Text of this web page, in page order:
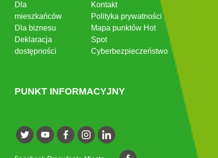
Dla
mieszkańców
Dla biznesu
Deklaracja
dostępności
Kontakt
Polityka prywatności
Mapa punktów Hot
Spot
Cyberbezpieczeństwo
PUNKT INFORMACYJNY